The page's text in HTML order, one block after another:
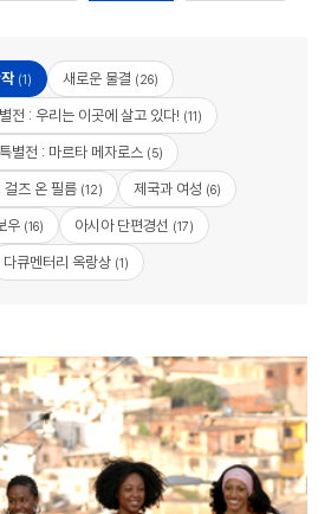
(1) 새로운 물결 (26)
전 : 우리는 이곳에 살고 있다! (11)
별전 : 마르타 메자로스 (5)
걸즈 온 필름(12) 제국과 여성 (6)
우 (16) 아시아 단편경선 (17)
다큐멘터리 옥랑상 (1)